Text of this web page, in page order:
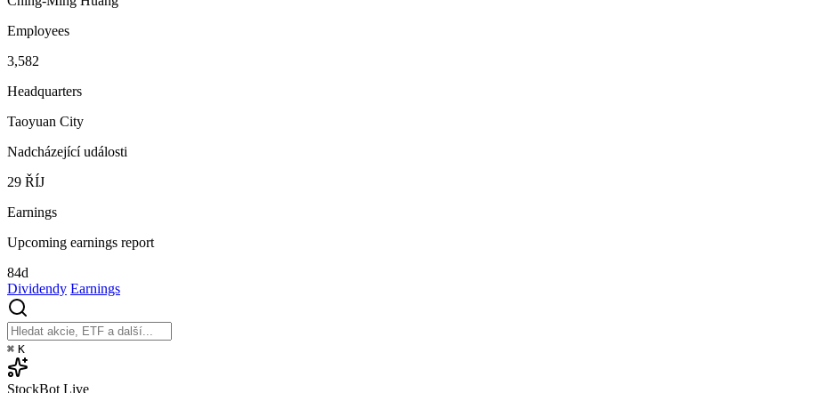
Employees
3,582
Headquarters
Taoyuan City
Nadcházející události
29 ŘÍJ
Earnings
Upcoming earnings report
84d
Dividendy Earnings
⌘ K
StockBot Live